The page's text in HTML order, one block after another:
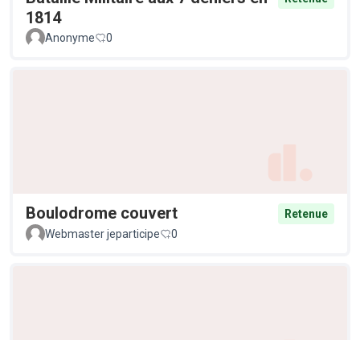
1814
Anonyme 0
Boulodrome couvert
Retenue
Webmaster jeparticipe
0